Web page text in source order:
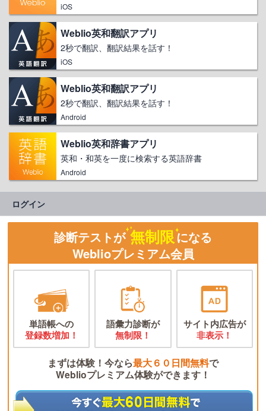
iOS
Weblio英和翻訳アプリ
2秒で翻訳、翻訳結果を話す！
iOS
Weblio英和翻訳アプリ
2秒で翻訳、翻訳結果を話す！
Android
Weblio英和辞書アプリ
英和・和英を一度に検索する英語辞書
Android
ログイン
診断テストが 無制限になる
Weblioプレミアム会員
単語帳への
登録数増加！
語彙力診断が
無制限！
サイト内広告が
非表示！
まずは体験！今なら最大６０日間無料で
Weblioプレミアム体験ができます！